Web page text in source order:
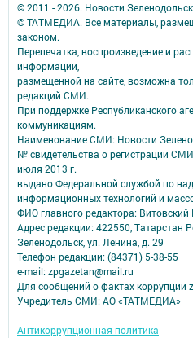
© 2011 - 2026. Новости
© ТАТМЕДИА. Все материалы,
законом.
Перепечатка, воспроизведение и
информации,
размещенной на сайте, возможна
редакций СМИ.
При поддержке Республиканского
коммуникациям.
Наименование СМИ: Новости
№ свидетельства о регистрации
июля 2013 г.
выдано Федеральной службой по
информационных технологий и
ФИО главного редактора:
Адрес редакции: 422550, Татарстан
Зеленодольск, ул. Ленина, д. 29
Телефон редакции: (84371) 5-38-55
e-mail: zpgazetan@mail.ru
Для сообщений о фактах коррупции
Учредитель СМИ: АО «ТАТМЕДИА»
Антикоррупционная политика